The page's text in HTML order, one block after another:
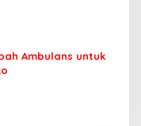
Ambulans untuk